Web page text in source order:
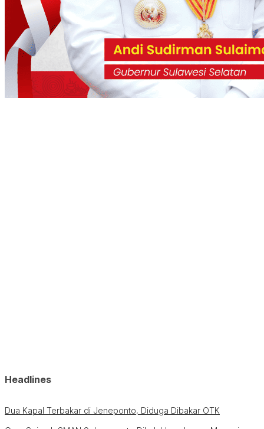
Headlines
Dua Kapal Terbakar di Jeneponto, Diduga Dibakar OTK